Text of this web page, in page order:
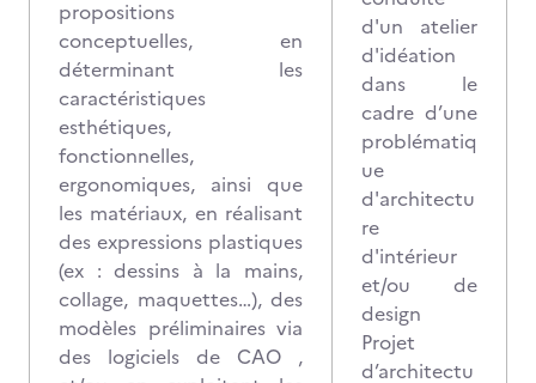
propositions
conceptuelles, en
déterminant les
caractéristiques
esthétiques,
fonctionnelles,
ergonomiques, ainsi que
les matériaux, en réalisant
des expressions plastiques
(ex : dessins à la mains,
collage, maquettes…), des
modèles préliminaires via
des logiciels de CAO ,
d'un atelier
d'idéation
dans le
cadre d’une
problématiq
ue
d'architectu
re
d'intérieur
et/ou de
design
Projet
d’architectu